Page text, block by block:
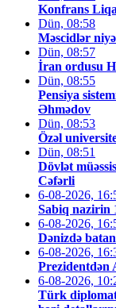
Konfrans
Dün, 08:58
Məscidlər
Dün, 08:57
İran ordusu
Dün, 08:55
Pensiya
Əhmədov
Dün, 08:53
Özəl
Dün, 08:51
Dövlət
Cəfərli
6-08-2026,
Sabiq nazirin
6-08-2026,
Dənizdə
6-08-2026,
Prezidentdən
6-08-2026,
Türk diplomat